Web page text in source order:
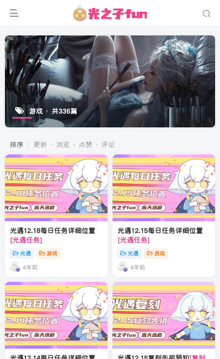
游戏 共336篇
排序 更新 浏览 点赞 评论
光遇12.18每日任务详细位置
[光遇任务]
光遇 游戏
4年前
光遇12.15每日任务详细位置
[光遇任务]
光遇 游戏
4年前